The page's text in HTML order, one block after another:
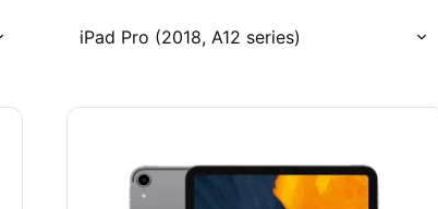
iPad Pro (2018, A12 series)